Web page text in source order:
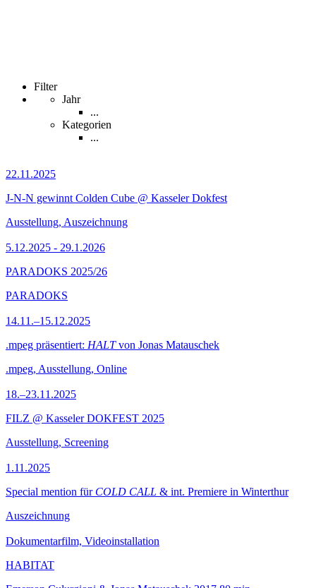
Filter
Jahr
...
Kategorien
...
22.11.2025
J-N-N gewinnt Colden Cube @ Kasseler Dokfest
Ausstellung, Auszeichnung
5.12.2025 - 29.1.2026
PARADOKS 2025/26
PARADOKS
14.11.–15.12.2025
.mpeg präsentiert: HALTvon Jonas Matauschek
.mpeg, Ausstellung, Online
18.–23.11.2025
FILZ @ Kasseler DOKFEST 2025
Ausstellung, Screening
1.11.2025
Special mention für COLD CALL & int. Premiere in Winterthur
Auszeichnung
Dokumentarfilm, Videoinstallation
HABITAT